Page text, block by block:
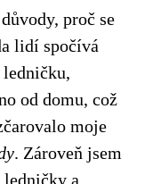
proč se
lidí spočívá
od domu, což
moje
. Zároveň jsem
a